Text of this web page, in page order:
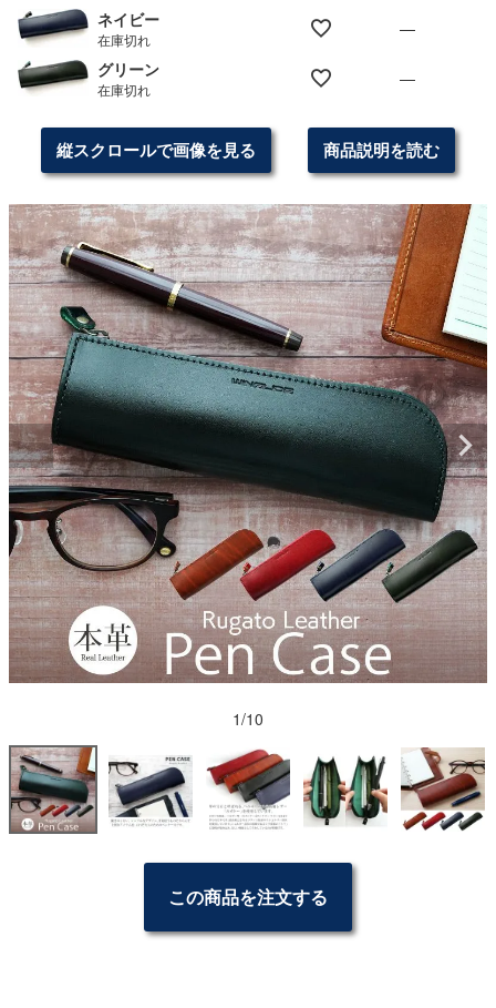
ネイビー
在庫切れ
—
グリーン
在庫切れ —
縦スクロールで画像を見る 商品説明を読む
1/10
この商品を注文する